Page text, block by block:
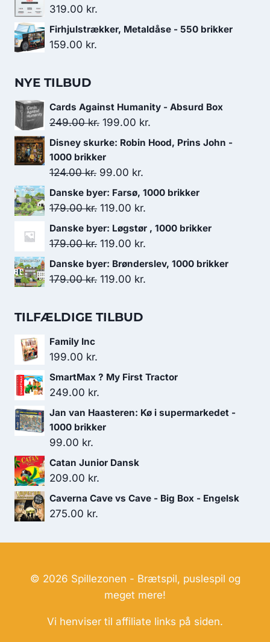
319.00 kr.
Firhjulstrækker, Metaldåse - 550 brikker
159.00 kr.
NYE TILBUD
Cards Against Humanity - Absurd Box
249.00kr. Den
oprindelige
pris
var:
249.00 kr..
199.00 kr.
aktuelle
199.00 kr..
Disney skurke: Robin Hood, Prins John -
1000 brikker
124.00kr. Den
oprindelige
pris
124.00 kr..
99.00 kr.
aktuelle
pris
99.00 kr..
Danske byer: Farsø, 1000 brikker
179.00kr. Den
oprindelige
pris
179.00 kr..
119.00 kr.
aktuelle
119.00 kr..
Danske byer: Løgstør , 1000 brikker
179.00kr. Den
oprindelige
pris
119.00 kr.
aktuelle
Danske byer: Brønderslev, 1000 brikker
179.00kr. Den
pris
119.00 kr.
TILFÆLDIGE TILBUD
Family Inc
199.00 kr.
SmartMax ? My First Tractor
249.00 kr.
Jan van Haasteren: Kø i supermarkedet -
1000 brikker
99.00 kr.
Catan Junior Dansk
209.00 kr.
Caverna Cave vs Cave - Big Box - Engelsk
275.00 kr.
© 2026 Spillezonen - Brætspil, puslespil og
meget mere!
Vi henviser til affiliate links på siden.